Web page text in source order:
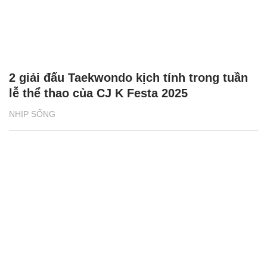
NHỊP SỐNG
2 giải đấu Taekwondo kịch tính trong tuần
lễ thể thao của CJ K Festa 2025